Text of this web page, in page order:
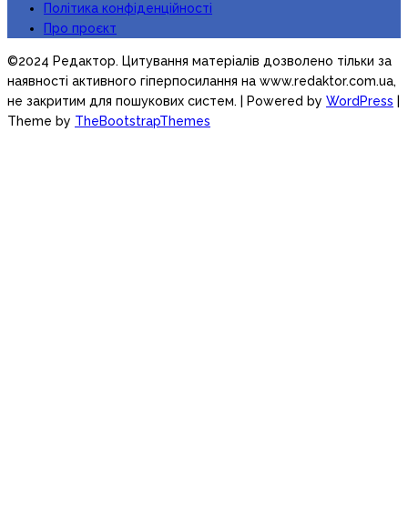
Політика конфіденційності
Про проєкт
©2024 Редактор. Цитування матеріалів дозволено тільки за
наявності активного гіперпосилання на www.redaktor.com.ua,
не закритим для пошукових систем. | Powered by WordPress
Theme by TheBootstrapThemes